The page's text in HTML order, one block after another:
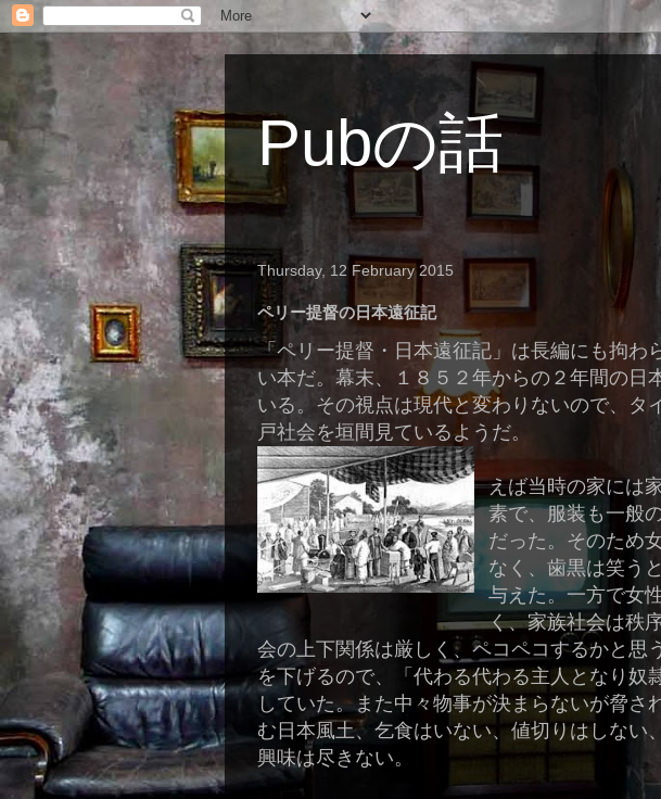
Pubの話
Thursday, 12 February 2015
ペリー提督の日本遠征記
「ペリー提督・日本遠征記」は長編にも拘わ
い本だ。幕末、１８５２年からの２年間の日
いる。その視点は現代と変わりないので、タ
戸社会を垣間見ているようだ。
えば当時の家には
素で、服装も一般
だった。そのため
なく、歯黒は笑う
与えた。一方で女
く、家族社会は秩
会の上下関係は厳しく、ペコペコするかと思
を下げるので、「代わる代わる主人となり奴
していた。また中々物事が決まらないが脅さ
む日本風土、乞食はいない、値切りはしない
興味は尽きない。